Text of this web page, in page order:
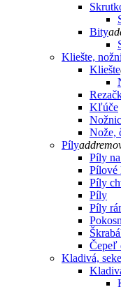
Bity
Kliešte,
Kliešte
Kľúče
Nože,
Pílyadd
Píly
Pílové
Píly
Píly
Píly
Čepeľ
Kladivá,